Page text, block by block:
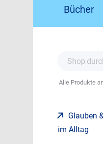
Bücher
Alle Produkte
Glauben
im Alltag